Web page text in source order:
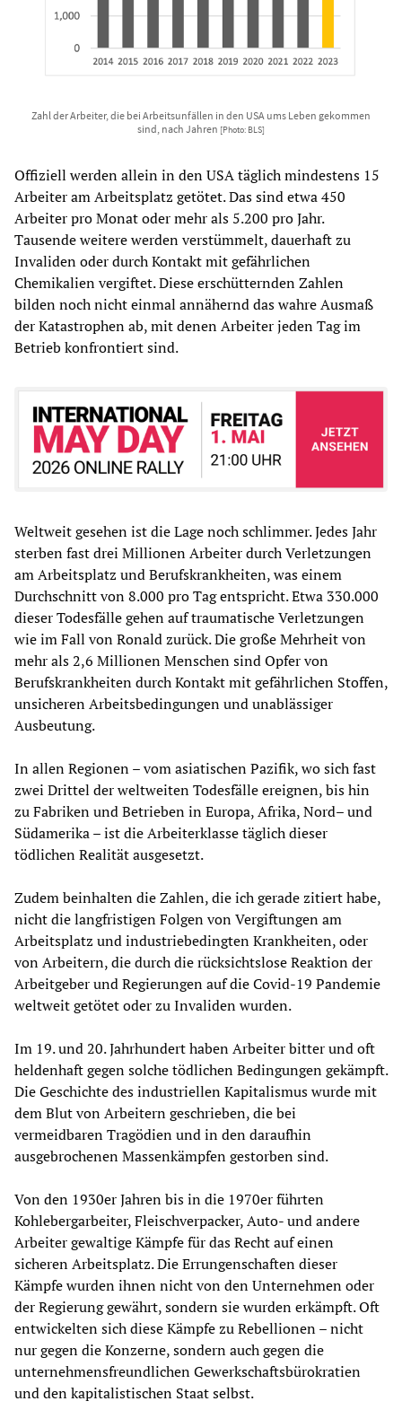
Zahl der Arbeiter, die bei Arbeitsunfällen in den USA ums Leben gekommen
sind, nach Jahren [Photo: BLS]
Offiziell werden allein in den USA täglich mindestens 15
Arbeiter am Arbeitsplatz getötet. Das sind etwa 450
Arbeiter pro Monat oder mehr als 5.200 pro Jahr.
Tausende weitere werden verstümmelt, dauerhaft zu
Invaliden oder durch Kontakt mit gefährlichen
Chemikalien vergiftet. Diese erschütternden Zahlen
bilden noch nicht einmal annähernd das wahre Ausmaß
der Katastrophen ab, mit denen Arbeiter jeden Tag im
Betrieb konfrontiert sind.
Weltweit gesehen ist die Lage noch schlimmer. Jedes Jahr
sterben fast drei Millionen Arbeiter durch Verletzungen
am Arbeitsplatz und Berufskrankheiten, was einem
Durchschnitt von 8.000 pro Tag entspricht. Etwa 330.000
dieser Todesfälle gehen auf traumatische Verletzungen
wie im Fall von Ronald zurück. Die große Mehrheit von
mehr als 2,6 Millionen Menschen sind Opfer von
Berufskrankheiten durch Kontakt mit gefährlichen Stoffen,
unsicheren Arbeitsbedingungen und unablässiger
Ausbeutung.
In allen Regionen – vom asiatischen Pazifik, wo sich fast
zwei Drittel der weltweiten Todesfälle ereignen, bis hin
zu Fabriken und Betrieben in Europa, Afrika, Nord– und
Südamerika – ist die Arbeiterklasse täglich dieser
tödlichen Realität ausgesetzt.
Zudem beinhalten die Zahlen, die ich gerade zitiert habe,
nicht die langfristigen Folgen von Vergiftungen am
Arbeitsplatz und industriebedingten Krankheiten, oder
von Arbeitern, die durch die rücksichtslose Reaktion der
Arbeitgeber und Regierungen auf die Covid-19 Pandemie
weltweit getötet oder zu Invaliden wurden.
Im 19. und 20. Jahrhundert haben Arbeiter bitter und oft
heldenhaft gegen solche tödlichen Bedingungen gekämpft.
Die Geschichte des industriellen Kapitalismus wurde mit
dem Blut von Arbeitern geschrieben, die bei
vermeidbaren Tragödien und in den daraufhin
ausgebrochenen Massenkämpfen gestorben sind.
Von den 1930er Jahren bis in die 1970er führten
Kohlebergarbeiter, Fleischverpacker, Auto- und andere
Arbeiter gewaltige Kämpfe für das Recht auf einen
sicheren Arbeitsplatz. Die Errungenschaften dieser
Kämpfe wurden ihnen nicht von den Unternehmen oder
der Regierung gewährt, sondern sie wurden erkämpft. Oft
entwickelten sich diese Kämpfe zu Rebellionen – nicht
nur gegen die Konzerne, sondern auch gegen die
unternehmensfreundlichen Gewerkschaftsbürokratien
und den kapitalistischen Staat selbst.